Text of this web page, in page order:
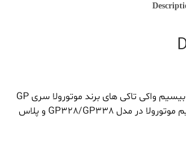
یکی از پرکاربردترین بیسیم واکی تاکی های برند موتورولا سری GP
است. از شارژر بیسیم موتورولا در مدل GP328/GP338 و پلاس